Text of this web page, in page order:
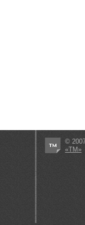
©
«ТМ»